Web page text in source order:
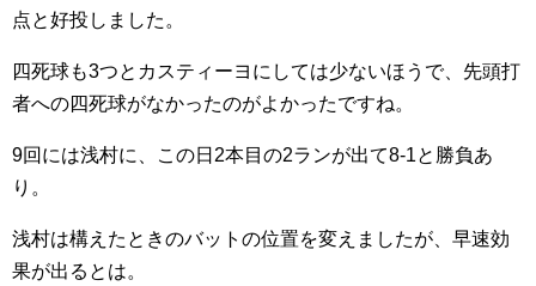
点と好投しました。
四死球も3つとカスティーヨにしては少ないほうで、先頭打
者への四死球がなかったのがよかったですね。
9回には浅村に、この日2本目の2ランが出て8-1と勝負あ
り。
浅村は構えたときのバットの位置を変えましたが、早速効
果が出るとは。